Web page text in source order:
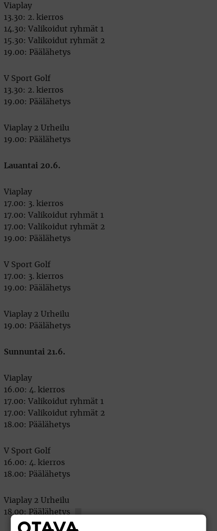
Viaplay
13.30: 2. kierros
14.30: Valikoidut ryhmät 1
15.30: Valikoidut ryhmät 2
19.00: Päälähetys
V Sport Golf
13.30: 2. kierros
19.00: Päälähetys
Viaplay 2 Urheilu
19.00: Päälähetys
Lauantai 20.6.
Viaplay
17.00: 3. kierros
17.00: Valikoidut ryhmät 1
17.00: Valikoidut ryhmät 2
19.00: Päälähetys
V Sport Golf
17.00: 3. kierros
19.00: Päälähetys
Viaplay 2 Urheilu
19.00: Päälähetys
Sunnuntai 21.6.
Viaplay
16.00: 4. kierros
17.00: Valikoidut ryhmät 1
17.00: Valikoidut ryhmät 2
18.00: Päälähetys
V Sport Golf
16.00: 4. kierros
18.00: Päälähetys
Viaplay 2 Urheilu
18.00: Päälähetys